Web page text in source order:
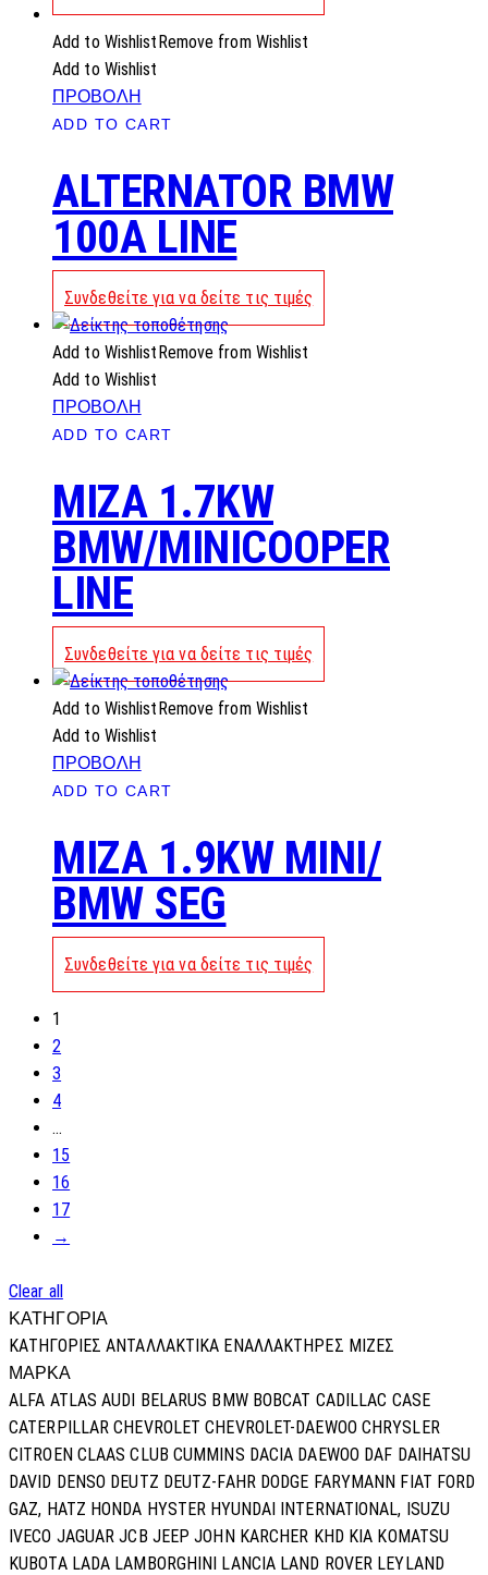
Add to WishlistRemove from Wishlist
Add to Wishlist
ΠΡΟΒΟΛΗ
ADD TO CART
ALTERNATOR BMW
100A LINE
Συνδεθείτε για να δείτε τις τιμές
Add to WishlistRemove from Wishlist
Add to Wishlist
ΠΡΟΒΟΛΗ
ADD TO CART
MIZA 1.7KW
BMW/MINICOOPER
LINE
Συνδεθείτε για να δείτε τις τιμές
Add to WishlistRemove from Wishlist
Add to Wishlist
ΠΡΟΒΟΛΗ
ADD TO CART
MIZA 1.9KW MINI/
BMW SEG
Συνδεθείτε για να δείτε τις τιμές
1
2
3
4
…
15
16
17
→
Clear all
ΚΑΤΗΓΟΡΙΑ
ΚΑΤΗΓΟΡΊΕΣ ΑΝΤΑΛΛΑΚΤΙΚΑ ΕΝΑΛΛΑΚΤΗΡΕΣ ΜΙΖΕΣ
ΜΑΡΚΑ
ALFA ATLAS AUDI BELARUS BMW BOBCAT CADILLAC CASE
CATERPILLAR CHEVROLET CHEVROLET-DAEWOO CHRYSLER
CITROEN CLAAS CLUB CUMMINS DACIA DAEWOO DAF DAIHATSU
DAVID DENSO DEUTZ DEUTZ-FAHR DODGE FARYMANN FIAT FORD
GAZ, HATZ HONDA HYSTER HYUNDAI INTERNATIONAL, ISUZU
IVECO JAGUAR JCB JEEP JOHN KARCHER KHD KIA KOMATSU
KUBOTA LADA LAMBORGHINI LANCIA LAND ROVER LEYLAND